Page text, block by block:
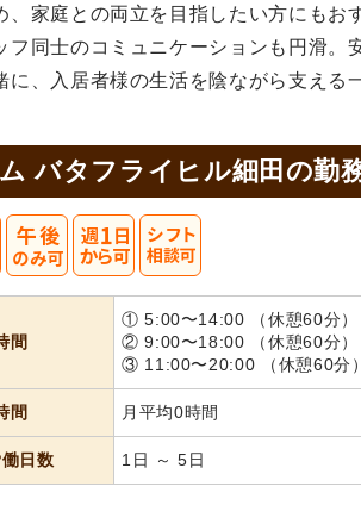
、家庭との両立を目指したい方にもお
フ同士のコミュニケーションも円滑。
、入居者様の生活を陰ながら支える
バタフライヒル細田の勤
間
① 5:00〜14:00 （休憩60分）
② 9:00〜18:00 （休憩60分）
③ 11:00〜20:00 （休憩60分）
間 月平均0時間
日数 1日 ～ 5日